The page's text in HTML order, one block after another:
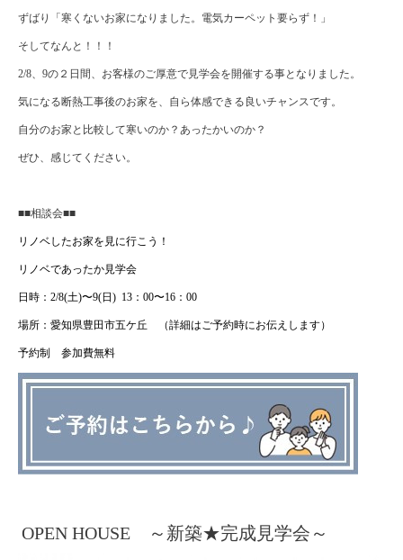
ずばり「寒くないお家になりました。電気カーペット要らず！」
そしてなんと！！！
2/8、 9の２日間、お客様のご厚意で見学会を開催する事となりました。
気になる断熱工事後のお家を、自ら体感できる良いチャンスです。
自分のお家と比較して寒いのか？あったかいのか？
ぜひ、感じてください。
■■相談会■■
リノベしたお家を見に行こう！
リノベであったか見学会
日時： 2/8(土)〜9(日 ) 13 ： 00〜16 ： 00
場所：愛知県豊田市五ケ丘 （詳細はご予約時にお伝えします）
予約制 参加費無料
OPEN HOUSE ～新築★完成見学会～